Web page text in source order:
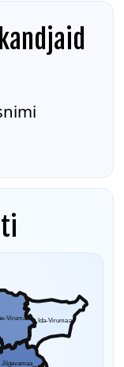
Virumaa Ida-Virumaa
Jõgevamaa